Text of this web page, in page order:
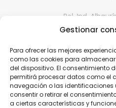
Gestionar
Para ofrecer las mejores
como las cookies para
del dispositivo. El consentimiento
permitirá procesar datos como el
navegación o las identificaciones
consentir o retirar el
a ciertas características y
Pol. Ind.
II fase,
952 416 199 |